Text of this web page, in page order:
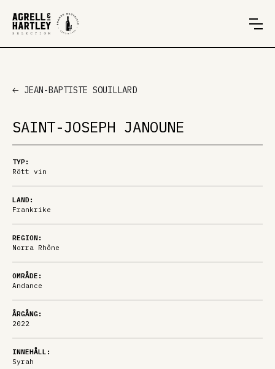
JEAN-BAPTISTE SOUILLARD
SAINT-JOSEPH JANOUNE
TYP:
Rött vin
LAND:
Frankrike
REGION:
Norra Rhône
OMRÅDE:
Andance
ÅRGÅNG:
2022
INNEHÅLL:
Syrah